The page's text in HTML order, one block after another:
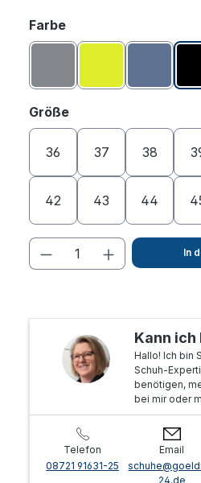
Farbeauswählen
Größeauswählen
36 37 38
42 43 44
In
Kann ich
Hallo! Ich bin
Schuh-
benötigen,
bei mir oder
Telefon
08721 91631-25
Email
24.de